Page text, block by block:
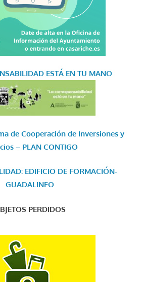
ESTÁ EN TU MANO
de Cooperación de Inversiones y
– PLAN CONTIGO
EDIFICIO DE FORMACIÓN-
GUADALINFO
PERDIDOS